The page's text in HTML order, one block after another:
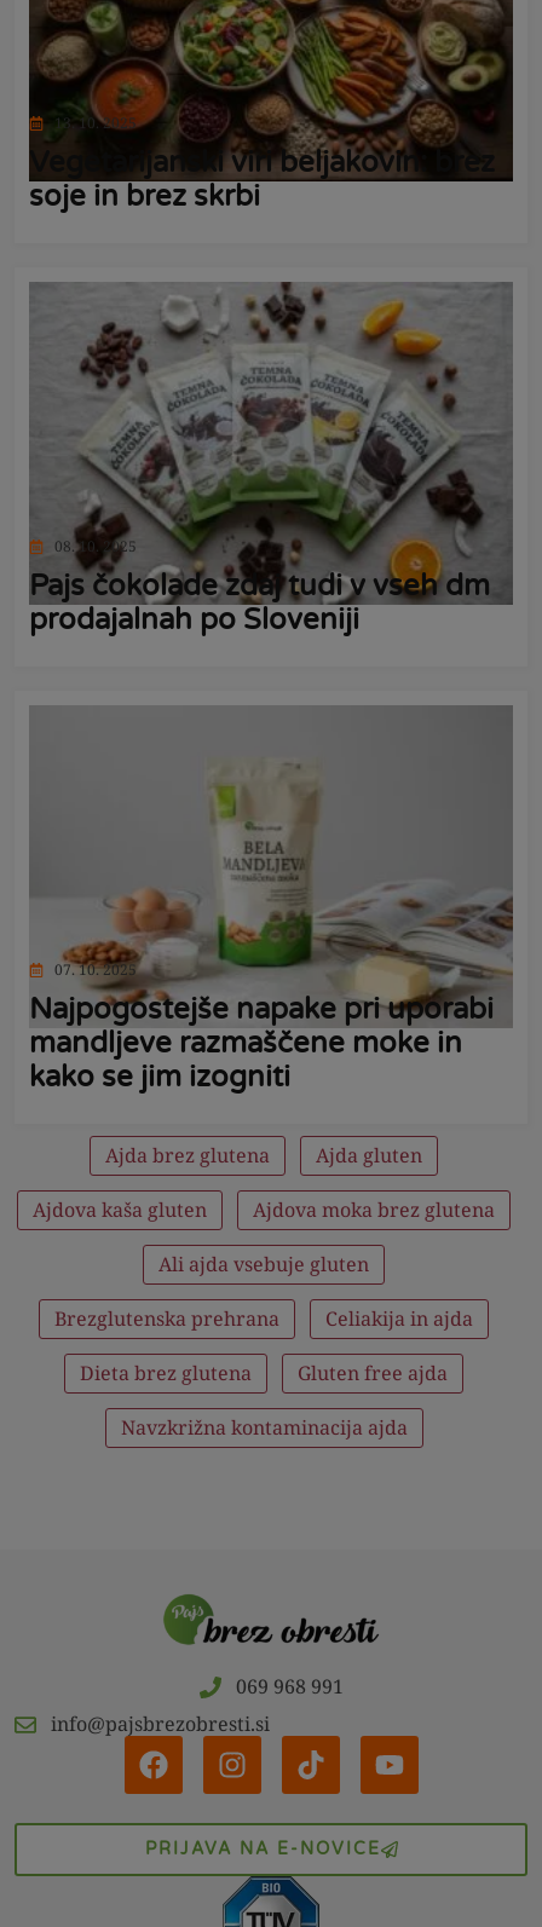
13. 10. 2025
Vegetarijanski viri beljakovin: brez
soje in brez skrbi
08. 10. 2025
Pajs čokolade zdaj tudi v vseh dm
prodajalnah po Sloveniji
07. 10. 2025
Najpogostejše napake pri uporabi
mandljeve razmaščene moke in
kako se jim izogniti
Ajda brez glutena Ajda gluten
Ajdova kaša gluten Ajdova moka brez glutena
Ali ajda vsebuje gluten
Brezglutenska prehrana Celiakija in ajda
Dieta brez glutena Gluten free ajda
Navzkrižna kontaminacija ajda
069 968 991
info@pajsbrezobresti.si
PRIJAVA NA E-NOVICE